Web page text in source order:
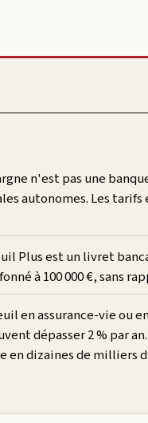
n'est pas une
autonomes. Les
Plus est un livret
à 100 000 €, sans
en assurance-vie
dépasser 2 % par
en dizaines de milliers